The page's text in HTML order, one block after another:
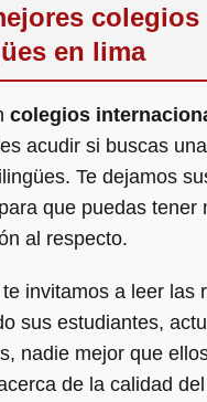
colegios
en lima
colegios
acudir si buscas
Te dejamos
que puedas tener
al respecto.
invitamos a leer las
sus estudiantes,
nadie mejor que
de la calidad